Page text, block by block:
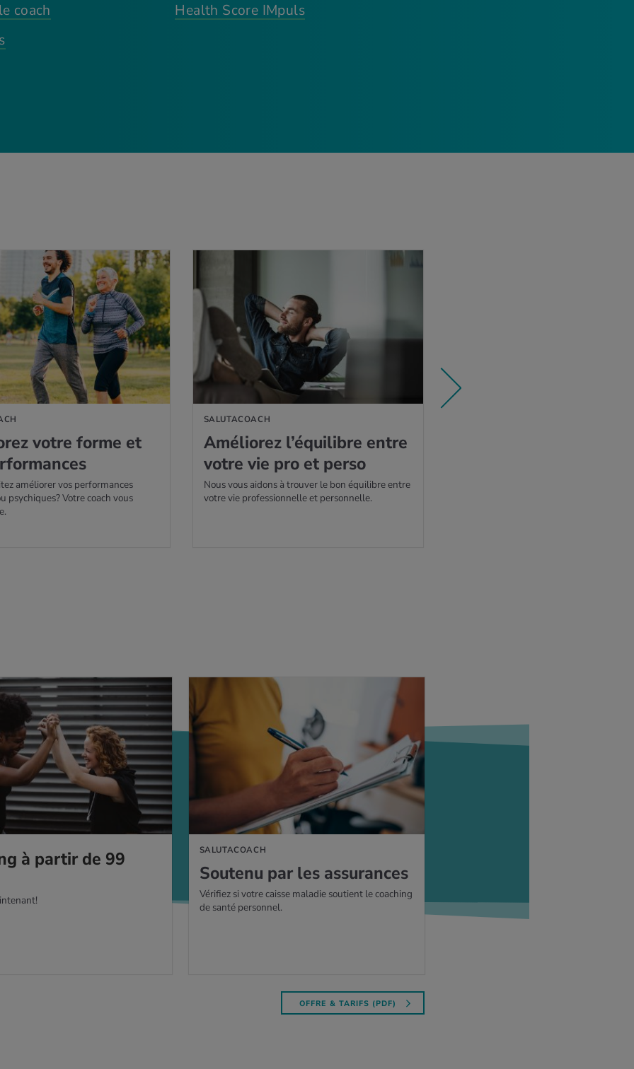
coach
Health Score IMpuls
votre forme et
améliorer vos performances
psychiques? Votre coach vous
SALUTACOACH
Amé­lio­rez l’équi­libre entre
votre vie pro et perso
Nous vous aidons à trouver le bon équilibre entre
votre vie professionnelle et personnelle.
EN SAVOIR PLUS
à par­tir de 99
SALUTACOACH
Sou­tenu par les assu­rances
Vérifiez si votre caisse maladie soutient le coaching
de santé personnel.
OFFRE & TARIFS (PDF)